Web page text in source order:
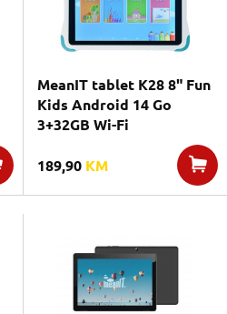
MeanIT tablet K28 8" Fun
Kids Android 14 Go
3+32GB Wi-Fi
189,90 KM